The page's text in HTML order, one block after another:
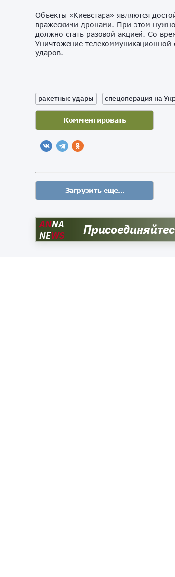
Объекты «Киевстара» являются
вражескими дронами. При этом нужно
должно стать разовой акцией. Со
Уничтожение телекоммуникационной
ударов.
ракетные удары спецоперация на
ANNA
NEWS